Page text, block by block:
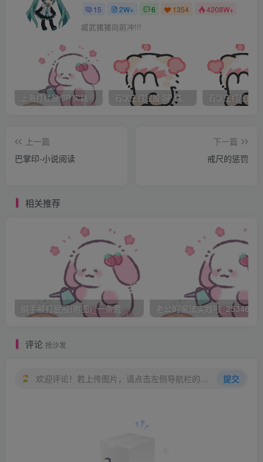
了那么爱他们呵护他们的祖辈。他们的祖辈，白发人送黑发
人，也是天下三大最痛苦的事之一，而他们又有一对那么懂
慰。他们从小学一直做同桌，巧的是，初中他们还是同桌，
真是无巧不成书，而聪颖的小熙也感觉到，鹞老师似乎对澈
澈特别关照，他要求澈澈可以说是接近于严苛的程度，有一
将近两个半小时。而那次，是澈澈考的分数最高的一次，名
次虽不是最好，但可以说得上是中等偏上了。第二天，澈澈
现，但瞒得过别人，瞒不过小熙，每次看到他坐下起立时的
的秘密似乎被小熙发现了，就故意往背后接近臀部的地方揉
了揉，小熙看见了，立马捂着嘴笑了起来，把澈澈搞的像个
关二爷似的，小熙看见澈澈脸红了，笑得更厉害的，把自己
的脸也笑红了，墨笙一回头看，是丈二和尚摸不着头脑，没
好气的问了一句：“怎么啦？捡到金元宝啦？笑成这样，赶紧
害。
澈澈一下子跳起来：“啊呀，小熙，你干嘛呀？！很痒
15 2W+ 6 1354 4208W+
威武猪猪向前冲!!!
上海打屁股 SP 实践 石家庄打屁股 SP 纯实践
上一篇
巴掌印-小说阅读
下一篇
戒尺的惩罚
相关推荐
纲手被打屁股(附图)_一条荒 老公的家法实践啦
评论 抢沙发
欢迎评论！若上传图片，请点击左侧导航栏的图床工具，获取图片链接。 提交